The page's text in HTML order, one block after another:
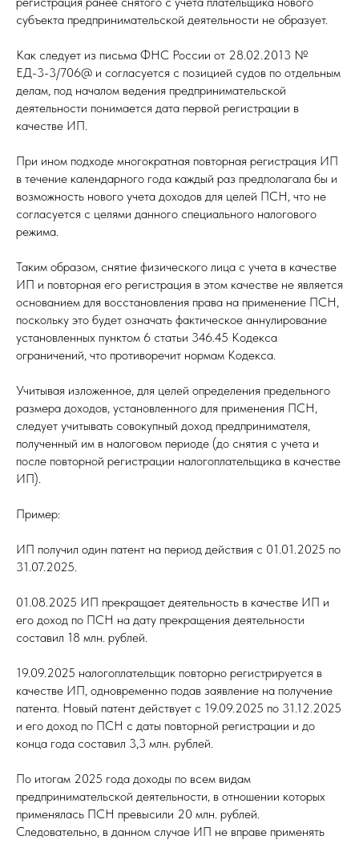
субъекта предпринимательской деятельности не образует.
Как следует из письма ФНС России от 28.02.2013 №
ЕД-3-3/706@ и согласуется с позицией судов по отдельным
делам, под началом ведения предпринимательской
деятельности понимается дата первой регистрации в
качестве ИП.
При ином подходе многократная повторная регистрация ИП
в течение календарного года каждый раз предполагала бы и
возможность нового учета доходов для целей ПСН, что не
согласуется с целями данного специального налогового
режима.
Таким образом, снятие физического лица с учета в качестве
ИП и повторная его регистрация в этом качестве не является
основанием для восстановления права на применение ПСН,
поскольку это будет означать фактическое аннулирование
установленных пунктом 6 статьи 346.45 Кодекса
ограничений, что противоречит нормам Кодекса.
Учитывая изложенное, для целей определения предельного
размера доходов, установленного для применения ПСН,
следует учитывать совокупный доход предпринимателя,
полученный им в налоговом периоде (до снятия с учета и
после повторной регистрации налогоплательщика в качестве
ИП).
Пример:
ИП получил один патент на период действия с 01.01.2025 по
31.07.2025.
01.08.2025 ИП прекращает деятельность в качестве ИП и
его доход по ПСН на дату прекращения деятельности
составил 18 млн. рублей.
19.09.2025 налогоплательщик повторно регистрируется в
качестве ИП, одновременно подав заявление на получение
патента. Новый патент действует с 19.09.2025 по 31.12.2025
и его доход по ПСН с даты повторной регистрации и до
конца года составил 3,3 млн. рублей.
По итогам 2025 года доходы по всем видам
предпринимательской деятельности, в отношении которых
применялась ПСН превысили 20 млн. рублей.
Следовательно, в данном случае ИП не вправе применять